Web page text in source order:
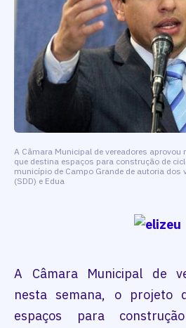
A Câmara Municipal de vereadores aprovou
que destina espaços para construção de
município de Campo Grande de autoria dos
(SDD) e Edua
A Câmara Municipal de
nesta semana, o projeto
espaços para